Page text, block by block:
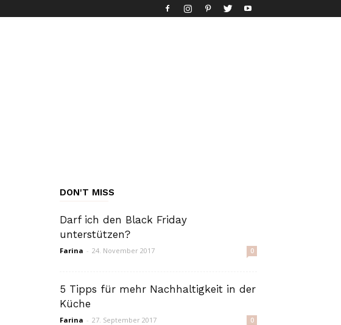
DON'T MISS
Darf ich den Black Friday
unterstützen?
Farina - 24. November 2017 0
5 Tipps für mehr Nachhaltigkeit in der
Küche
Farina - 27. September 2017 0